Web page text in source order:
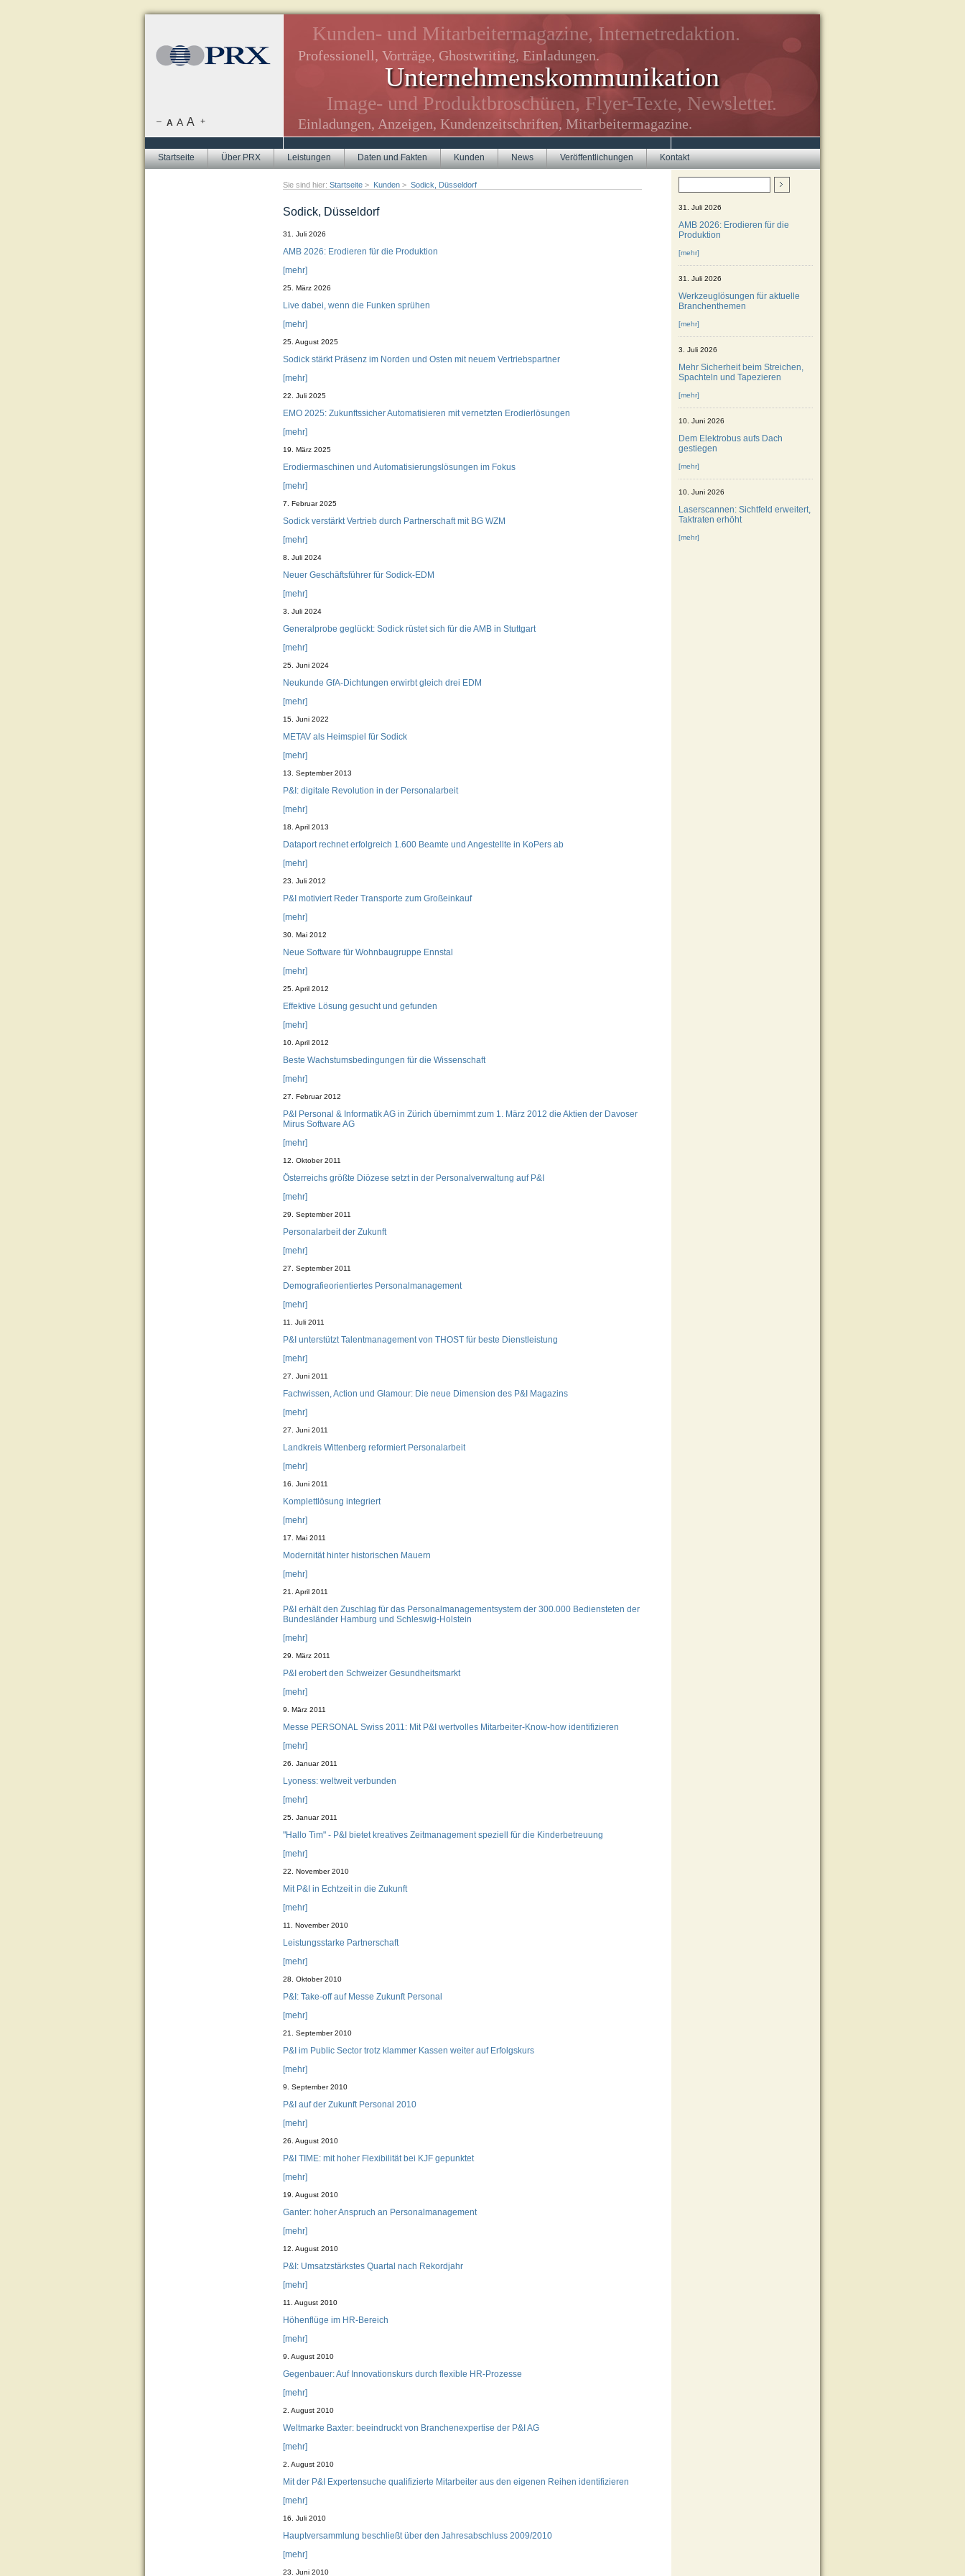
Startseite Über PRX Leistungen Daten und Fakten Kunden News Veröffentlichungen Kontakt
Sie sind hier: Startseite > Kunden > Sodick, Düsseldorf
Sodick, Düsseldorf
31. Juli 2026
AMB 2026: Erodieren für die Produktion
[mehr]
25. März 2026
Live dabei, wenn die Funken sprühen
[mehr]
25. August 2025
Sodick stärkt Präsenz im Norden und Osten mit neuem Vertriebspartner
[mehr]
22. Juli 2025
EMO 2025: Zukunftssicher Automatisieren mit vernetzten Erodierlösungen
[mehr]
19. März 2025
Erodiermaschinen und Automatisierungslösungen im Fokus
[mehr]
7. Februar 2025
Sodick verstärkt Vertrieb durch Partnerschaft mit BG WZM
[mehr]
8. Juli 2024
Neuer Geschäftsführer für Sodick-EDM
[mehr]
3. Juli 2024
Generalprobe geglückt: Sodick rüstet sich für die AMB in Stuttgart
[mehr]
25. Juni 2024
Neukunde GfA-Dichtungen erwirbt gleich drei EDM
[mehr]
15. Juni 2022
METAV als Heimspiel für Sodick
[mehr]
13. September 2013
P&I: digitale Revolution in der Personalarbeit
[mehr]
18. April 2013
Dataport rechnet erfolgreich 1.600 Beamte und Angestellte in KoPers ab
[mehr]
23. Juli 2012
P&I motiviert Reder Transporte zum Großeinkauf
[mehr]
30. Mai 2012
Neue Software für Wohnbaugruppe Ennstal
[mehr]
25. April 2012
Effektive Lösung gesucht und gefunden
[mehr]
10. April 2012
Beste Wachstumsbedingungen für die Wissenschaft
[mehr]
27. Februar 2012
P&I Personal & Informatik AG in Zürich übernimmt zum 1. März 2012 die Aktien der Davoser
Mirus Software AG
[mehr]
12. Oktober 2011
Österreichs größte Diözese setzt in der Personalverwaltung auf P&I
[mehr]
29. September 2011
Personalarbeit der Zukunft
[mehr]
27. September 2011
Demografieorientiertes Personalmanagement
[mehr]
11. Juli 2011
P&I unterstützt Talentmanagement von THOST für beste Dienstleistung
[mehr]
27. Juni 2011
Fachwissen, Action und Glamour: Die neue Dimension des P&I Magazins
[mehr]
27. Juni 2011
Landkreis Wittenberg reformiert Personalarbeit
[mehr]
16. Juni 2011
Komplettlösung integriert
[mehr]
17. Mai 2011
Modernität hinter historischen Mauern
[mehr]
21. April 2011
P&I erhält den Zuschlag für das Personalmanagementsystem der 300.000 Bediensteten der
Bundesländer Hamburg und Schleswig-Holstein
[mehr]
29. März 2011
P&I erobert den Schweizer Gesundheitsmarkt
[mehr]
9. März 2011
Messe PERSONAL Swiss 2011: Mit P&I wertvolles Mitarbeiter-Know-how identifizieren
[mehr]
26. Januar 2011
Lyoness: weltweit verbunden
[mehr]
25. Januar 2011
"Hallo Tim" - P&I bietet kreatives Zeitmanagement speziell für die Kinderbetreuung
[mehr]
22. November 2010
Mit P&I in Echtzeit in die Zukunft
[mehr]
11. November 2010
Leistungsstarke Partnerschaft
[mehr]
28. Oktober 2010
P&I: Take-off auf Messe Zukunft Personal
[mehr]
21. September 2010
P&I im Public Sector trotz klammer Kassen weiter auf Erfolgskurs
[mehr]
9. September 2010
P&I auf der Zukunft Personal 2010
[mehr]
26. August 2010
P&I TIME: mit hoher Flexibilität bei KJF gepunktet
[mehr]
19. August 2010
Ganter: hoher Anspruch an Personalmanagement
[mehr]
12. August 2010
P&I: Umsatzstärkstes Quartal nach Rekordjahr
[mehr]
11. August 2010
Höhenflüge im HR-Bereich
[mehr]
9. August 2010
Gegenbauer: Auf Innovationskurs durch flexible HR-Prozesse
[mehr]
2. August 2010
Weltmarke Baxter: beeindruckt von Branchenexpertise der P&I AG
[mehr]
2. August 2010
Mit der P&I Expertensuche qualifizierte Mitarbeiter aus den eigenen Reihen identifizieren
[mehr]
16. Juli 2010
Hauptversammlung beschließt über den Jahresabschluss 2009/2010
[mehr]
23. Juni 2010
31. Juli 2026
AMB 2026: Erodieren für die
Produktion
[mehr]
31. Juli 2026
Werkzeuglösungen für aktuelle
Branchenthemen
[mehr]
3. Juli 2026
Mehr Sicherheit beim Streichen,
Spachteln und Tapezieren
[mehr]
10. Juni 2026
Dem Elektrobus aufs Dach
gestiegen
[mehr]
10. Juni 2026
Laserscannen: Sichtfeld erweitert,
Taktraten erhöht
[mehr]
Unternehmenskommunikation
Kunden- und Mitarbeitermagazine, Internetredaktion.
Professionell, Vorträge, Ghostwriting, Einladungen.
Image- und Produktbroschüren, Flyer-Texte, Newsletter.
Einladungen, Anzeigen, Kundenzeitschriften, Mitarbeitermagazine.
– A A A +